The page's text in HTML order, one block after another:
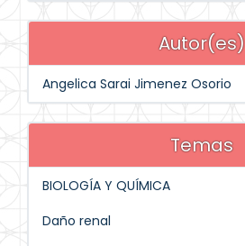
Autor(es)
Angelica Sarai Jimenez Osorio
Temas
BIOLOGÍA Y QUÍMICA
Daño renal